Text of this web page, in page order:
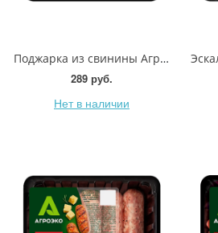
Поджарка из свинины Агроэко 600г
289 руб.
Нет в наличии